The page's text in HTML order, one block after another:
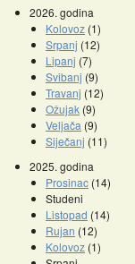
2026. godina
Kolovoz (1)
Srpanj (12)
Lipanj (7)
Svibanj (9)
Travanj (12)
Ožujak (9)
Veljača (9)
Siječanj (11)
2025. godina
Prosinac (14)
Studeni
Listopad (14)
Rujan (12)
Kolovoz (1)